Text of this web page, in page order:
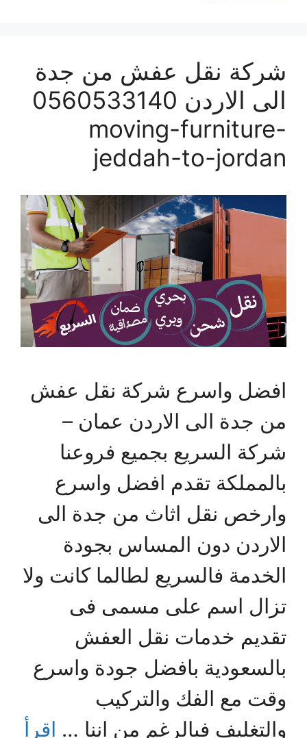
شركة نقل عفش من جدة
الى الاردن 0560533140
moving-furniture-
jeddah-to-jordan
افضل واسرع شركة نقل عفش
من جدة الى الاردن عمان –
شركة السريع بجميع فروعنا
بالمملكة تقدم افضل واسرع
وارخص نقل اثاث من جدة الى
الاردن دون المساس بجودة
الخدمة فالسريع لطالما كانت ولا
تزال اسم على مسمى فى
تقديم خدمات نقل العفش
بالسعودية بافضل جودة واسرع
وقت مع الفك والتركيب
والتغليف فبالرغم من اننا … اقرأ